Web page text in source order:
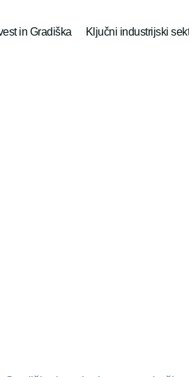
in Gradiška Ključni industrijski